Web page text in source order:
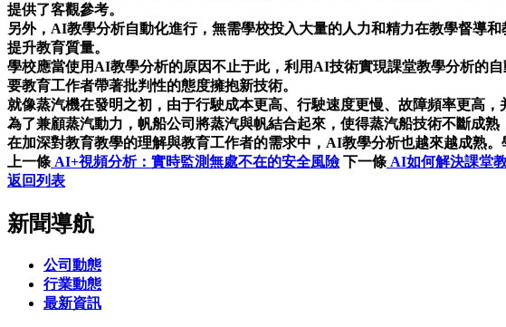
提供了客觀參考。
另外，AI教學分析自動化進行，無需學校投入大量的人力和精力在教學督導
提升教育質量。
學校應當使用AI教學分析的原因不止于此，利用AI技術實現課堂教學分析的
要教育工作者帶著批判性的態度擁抱新技術。
就像蒸汽機在發明之初，由于行駛成本更高、行駛速度更慢、故障頻率更高
為了兼顧蒸汽動力，帆船公司將蒸汽與帆結合起來，使得蒸汽船技術不斷成熟
在加深對教育教學的理解與教育工作者的需求中，AI教學分析也越來越成熟
上一條 AI+視頻分析：實時監測無處不在的安全風險 下一條 AI如何解決課堂
返回列表
新聞導航
公司動態
行業動態
最新資訊